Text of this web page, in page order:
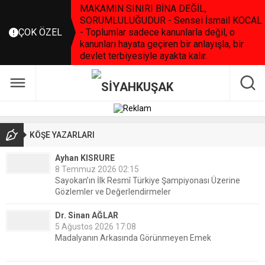
ÇOK ÖZEL
MAKAMIN SINIRI BİNA DEĞİL,
SORUMLULUĞUDUR - Sensei İsmail KOCAL
- Toplumlar sadece kanunlarla değil, o
kanunları hayata geçiren bir anlayışla, bir
devlet terbiyesiyle ayakta kalır.
KÖŞE YAZARLARI
Ayhan KISRURE
8 Temmuz 2026 02:15
Sayokan’ın İlk Resmî Türkiye Şampiyonası Üzerine
Gözlemler ve Değerlendirmeler
Dr. Sinan AĞLAR
5 Ağustos 2026 17:08
Madalyanın Arkasında Görünmeyen Emek